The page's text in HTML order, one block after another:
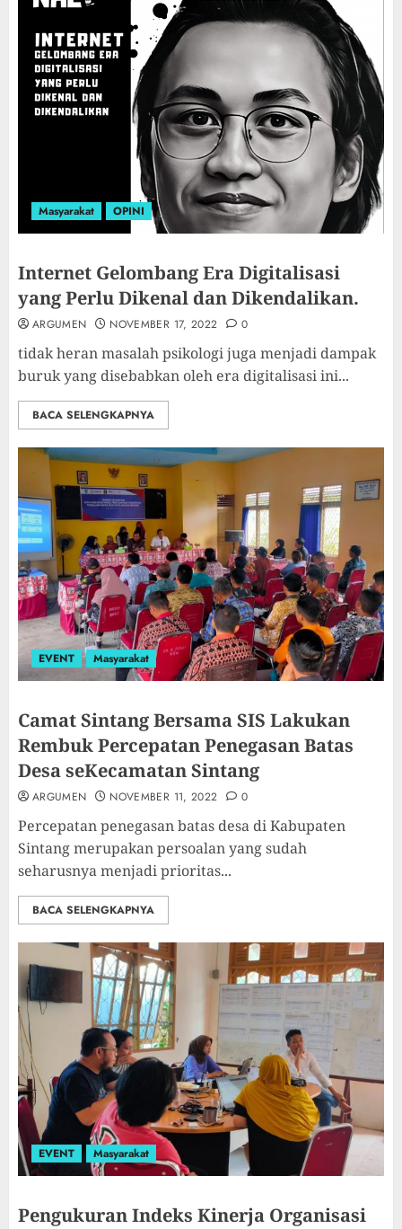
Masyarakat OPINI
Internet Gelombang Era Digitalisasi
yang Perlu Dikenal dan Dikendalikan.
ARGUMEN NOVEMBER 17, 2022 0
tidak heran masalah psikologi juga menjadi dampak
buruk yang disebabkan oleh era digitalisasi ini...
BACA SELENGKAPNYA
EVENT Masyarakat
Camat Sintang Bersama SIS Lakukan
Rembuk Percepatan Penegasan Batas
Desa seKecamatan Sintang
ARGUMEN NOVEMBER 11, 2022 0
Percepatan penegasan batas desa di Kabupaten
Sintang merupakan persoalan yang sudah
seharusnya menjadi prioritas...
BACA SELENGKAPNYA
EVENT Masyarakat
Pengukuran Indeks Kinerja Organisasi